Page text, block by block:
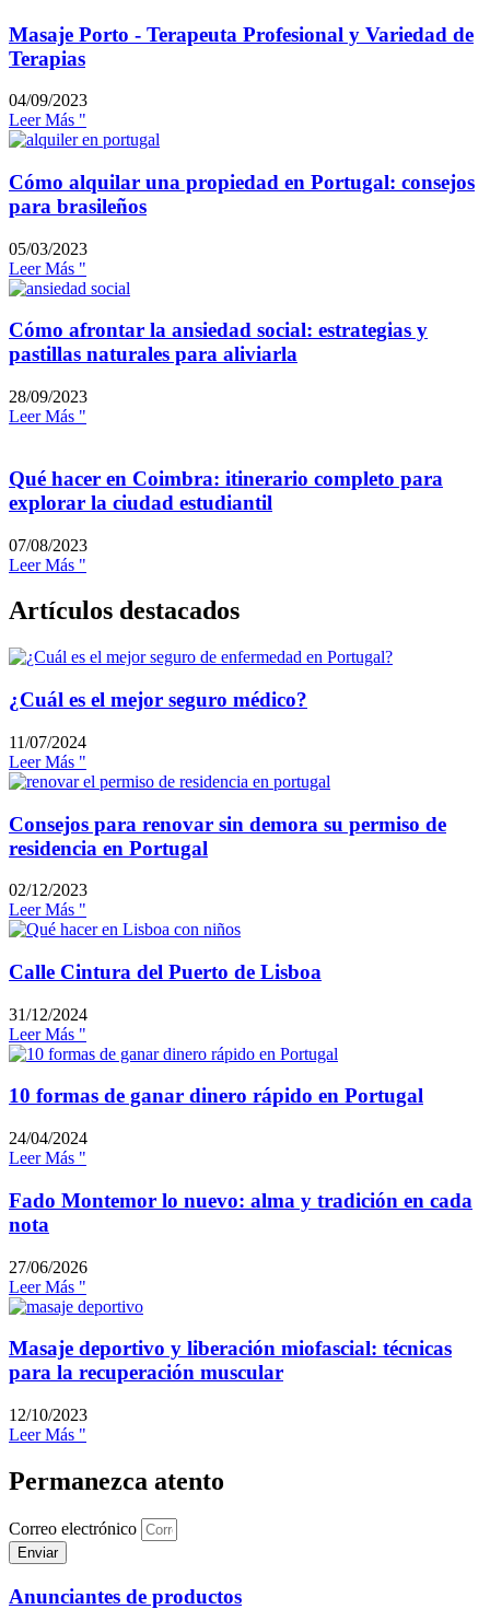
Masaje Porto - Terapeuta Profesional y Variedad de
Terapias
04/09/2023
Leer Más "
Cómo alquilar una propiedad en Portugal: consejos
para brasileños
05/03/2023
Leer Más "
Cómo afrontar la ansiedad social: estrategias y
pastillas naturales para aliviarla
28/09/2023
Leer Más "
Qué hacer en Coimbra: itinerario completo para
explorar la ciudad estudiantil
07/08/2023
Leer Más "
Artículos destacados
¿Cuál es el mejor seguro médico?
11/07/2024
Leer Más "
Consejos para renovar sin demora su permiso de
residencia en Portugal
02/12/2023
Leer Más "
Calle Cintura del Puerto de Lisboa
31/12/2024
Leer Más "
10 formas de ganar dinero rápido en Portugal
24/04/2024
Leer Más "
Fado Montemor lo nuevo: alma y tradición en cada
nota
27/06/2026
Leer Más "
Masaje deportivo y liberación miofascial: técnicas
para la recuperación muscular
12/10/2023
Leer Más "
Permanezca atento
Correo electrónico
Enviar
Anunciantes de productos